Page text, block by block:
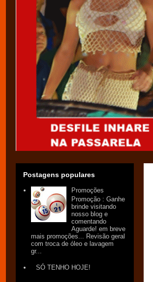
Postagens populares
Promoções
Promoção : Ganhe
brinde visitando
nosso blog e
comentando
Aguarde! em breve
mais promoções... Revisão geral
com troca de óleo e lavagem
gr...
SÓ TENHO HOJE!